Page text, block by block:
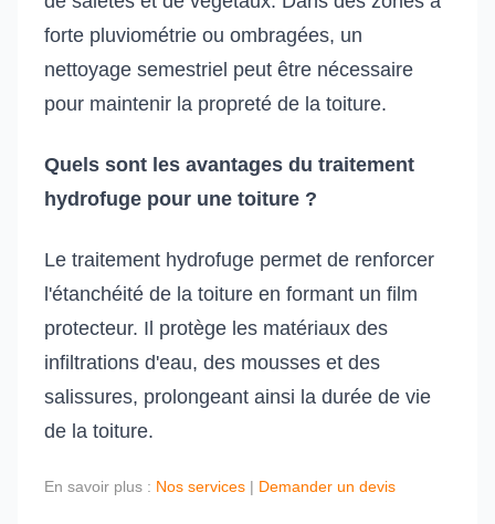
forte pluviométrie ou ombragées, un
nettoyage semestriel peut être nécessaire
pour maintenir la propreté de la toiture.
Quels sont les avantages du traitement
hydrofuge pour une toiture ?
Le traitement hydrofuge permet de renforcer
l'étanchéité de la toiture en formant un film
protecteur. Il protège les matériaux des
infiltrations d'eau, des mousses et des
salissures, prolongeant ainsi la durée de vie
de la toiture.
En savoir plus : Nos services | Demander un devis